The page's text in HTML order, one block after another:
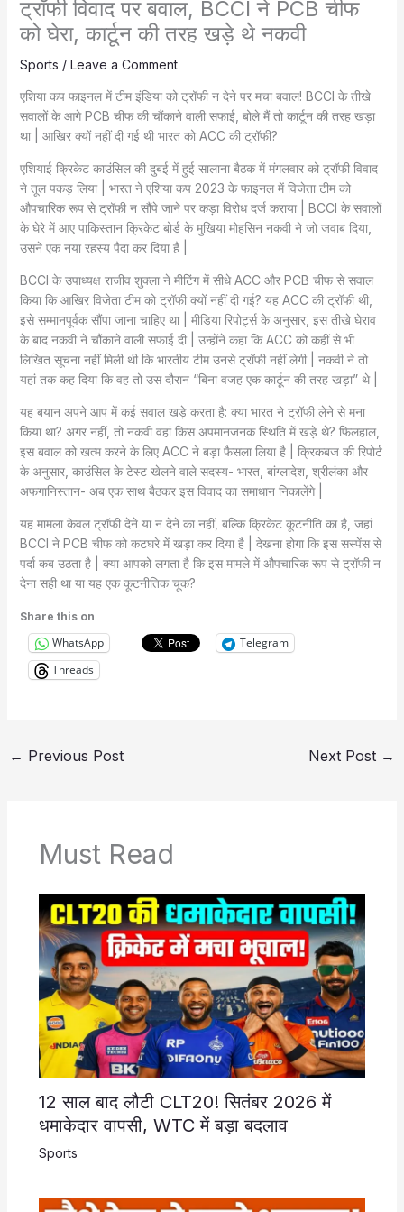
ट्रॉफी विवाद पर बवाल, BCCI ने PCB चीफ
को घेरा, कार्टून की तरह खड़े थे नकवी
Sports / Leave a Comment
एशिया कप फाइनल में टीम इंडिया को ट्रॉफी न देने पर मचा बवाल! BCCI के तीखे
सवालों के आगे PCB चीफ की चौंकाने वाली सफाई, बोले मैं तो कार्टून की तरह खड़ा
था | आखिर क्यों नहीं दी गई थी भारत को ACC की ट्रॉफी?
एशियाई क्रिकेट काउंसिल की दुबई में हुई सालाना बैठक में मंगलवार को ट्रॉफी विवाद
ने तूल पकड़ लिया | भारत ने एशिया कप 2023 के फाइनल में विजेता टीम को
औपचारिक रूप से ट्रॉफी न सौंपे जाने पर कड़ा विरोध दर्ज कराया | BCCI के सवालों
के घेरे में आए पाकिस्तान क्रिकेट बोर्ड के मुखिया मोहसिन नकवी ने जो जवाब दिया,
उसने एक नया रहस्य पैदा कर दिया है |
BCCI के उपाध्यक्ष राजीव शुक्ला ने मीटिंग में सीधे ACC और PCB चीफ से सवाल
किया कि आखिर विजेता टीम को ट्रॉफी क्यों नहीं दी गई? यह ACC की ट्रॉफी थी,
इसे सम्मानपूर्वक सौंपा जाना चाहिए था | मीडिया रिपोर्ट्स के अनुसार, इस तीखे घेराव
के बाद नकवी ने चौंकाने वाली सफाई दी | उन्होंने कहा कि ACC को कहीं से भी
लिखित सूचना नहीं मिली थी कि भारतीय टीम उनसे ट्रॉफी नहीं लेगी | नकवी ने तो
यहां तक कह दिया कि वह तो उस दौरान “बिना वजह एक कार्टून की तरह खड़ा” थे |
यह बयान अपने आप में कई सवाल खड़े करता है: क्या भारत ने ट्रॉफी लेने से मना
किया था? अगर नहीं, तो नकवी वहां किस अपमानजनक स्थिति में खड़े थे? फिलहाल,
इस बवाल को खत्म करने के लिए ACC ने बड़ा फैसला लिया है | क्रिकबज की रिपोर्ट
के अनुसार, काउंसिल के टेस्ट खेलने वाले सदस्य- भारत, बांग्लादेश, श्रीलंका और
अफगानिस्तान- अब एक साथ बैठकर इस विवाद का समाधान निकालेंगे |
यह मामला केवल ट्रॉफी देने या न देने का नहीं, बल्कि क्रिकेट कूटनीति का है, जहां
BCCI ने PCB चीफ को कटघरे में खड़ा कर दिया है | देखना होगा कि इस सस्पेंस से
पर्दा कब उठता है | क्या आपको लगता है कि इस मामले में औपचारिक रूप से ट्रॉफी न
देना सही था या यह एक कूटनीतिक चूक?
Share this on
WhatsApp
Telegram
Threads
← Previous Post Next Post →
Must Read
12 साल बाद लौटी CLT20! सितंबर 2026 में
धमाकेदार वापसी, WTC में बड़ा बदलाव
Sports